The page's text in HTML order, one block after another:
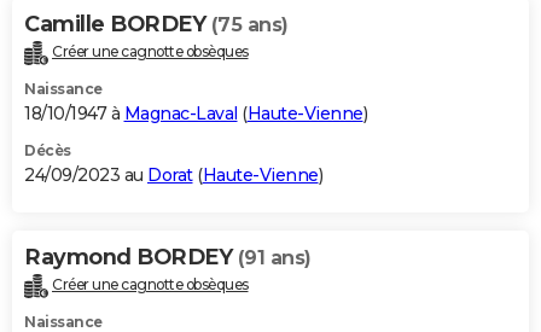
Camille BORDEY (75 ans)
Créer une cagnotte obsèques
Naissance
18/10/1947 à Magnac-Laval (Haute-Vienne)
Décès
24/09/2023 au Dorat(Haute-Vienne)
Raymond BORDEY (91 ans)
Créer une cagnotte obsèques
Naissance